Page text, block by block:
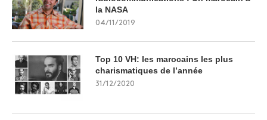
la NASA
04/11/2019
Top 10 VH: les marocains les plus
charismatiques de l’année
31/12/2020